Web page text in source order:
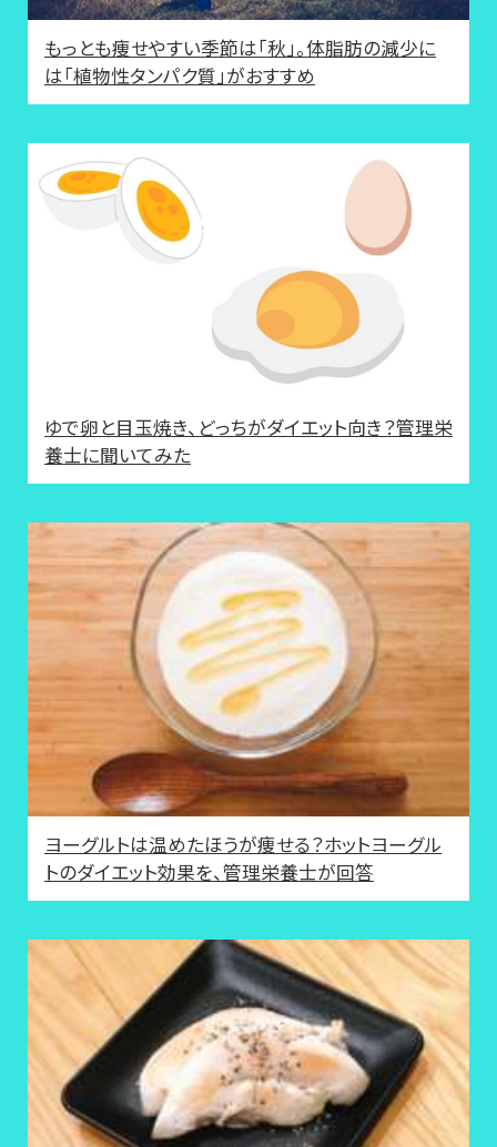
もっとも痩せやすい季節は「秋」。体脂肪の減少に
は「植物性タンパク質」がおすすめ
ゆで卵と目玉焼き、どっちがダイエット向き？管理栄
養士に聞いてみた
ヨーグルトは温めたほうが痩せる？ホットヨーグル
トのダイエット効果を、管理栄養士が回答